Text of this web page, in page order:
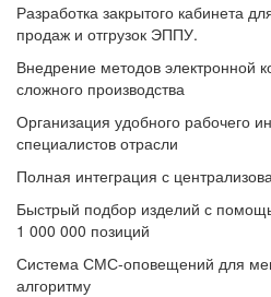
Разработка закрытого кабинета
продаж и отгрузок ЭППУ.
Внедрение методов электронной
сложного производства
Организация удобного рабочего
специалистов отрасли
Полная интеграция с
Быстрый подбор изделий с
1 000 000 позиций
Система СМС-оповещений для
алгоритму